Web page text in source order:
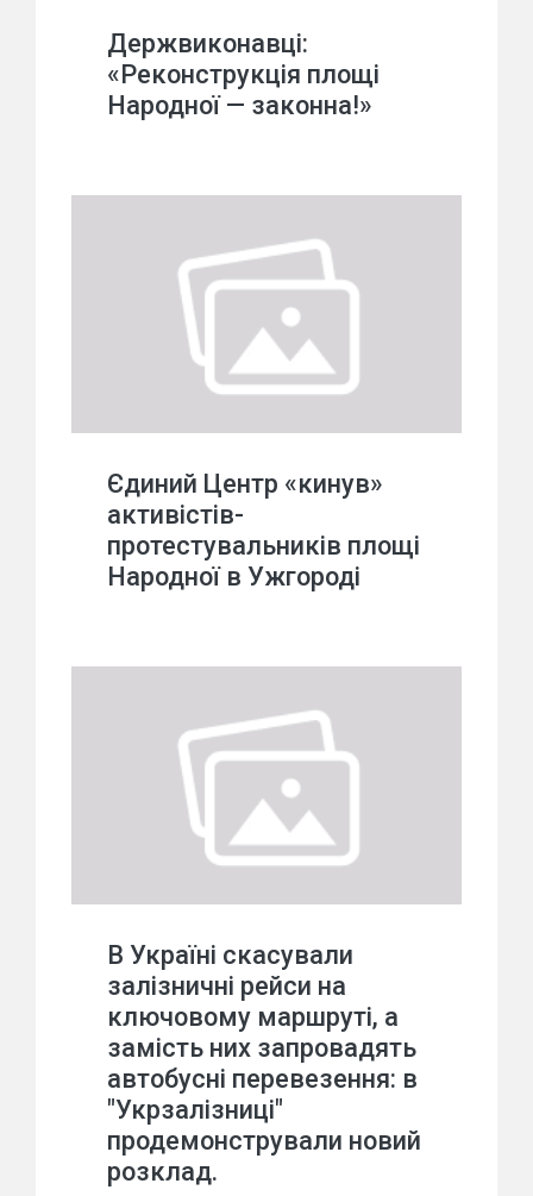
Держвиконавці:
«Реконструкція площі
Народної — законна!»
Єдиний Центр «кинув»
активістів-
протестувальників площі
Народної в Ужгороді
В Україні скасували
залізничні рейси на
ключовому маршруті, а
замість них запровадять
автобусні перевезення: в
"Укрзалізниці"
продемонстрували новий
розклад.